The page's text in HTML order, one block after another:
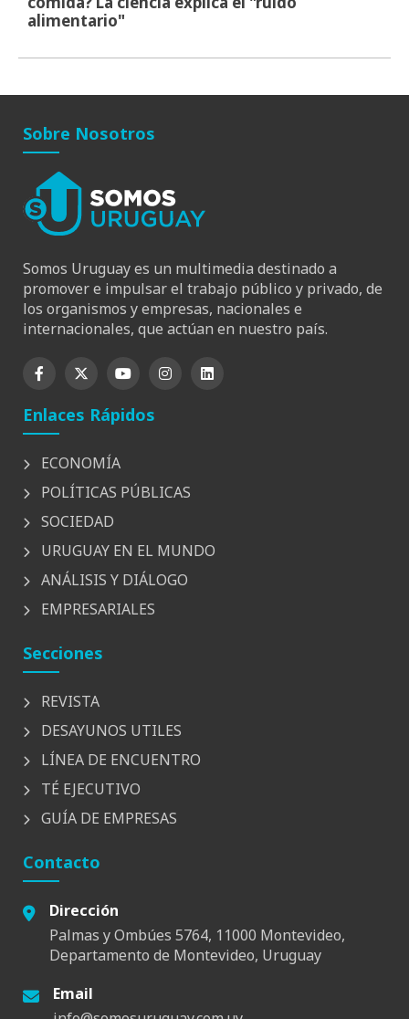
alimentario"
Sobre Nosotros
Somos Uruguay es un multimedia destinado a
promover e impulsar el trabajo público y privado, de
los organismos y empresas, nacionales e
internacionales, que actúan en nuestro país.
Enlaces Rápidos
ECONOMÍA
POLÍTICAS PÚBLICAS
SOCIEDAD
URUGUAY EN EL MUNDO
ANÁLISIS Y DIÁLOGO
EMPRESARIALES
Secciones
REVISTA
DESAYUNOS UTILES
LÍNEA DE ENCUENTRO
TÉ EJECUTIVO
GUÍA DE EMPRESAS
Contacto
Dirección
Palmas y Ombúes 5764, 11000 Montevideo,
Departamento de Montevideo, Uruguay
Email